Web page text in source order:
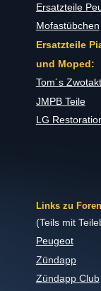
Ersatzteile
Mofastübchen
Ersatzteile
und Moped:
Tom´s
JMPB Teile
LG
Links zu
(Teils mit
Peugeot
Zündapp
Zündapp Club